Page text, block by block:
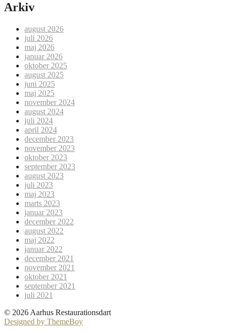
Arkiv
august 2026
juli 2026
maj 2026
januar 2026
oktober 2025
august 2025
juni 2025
maj 2025
november 2024
august 2024
juli 2024
april 2024
december 2023
november 2023
oktober 2023
september 2023
august 2023
juli 2023
maj 2023
marts 2023
januar 2023
december 2022
august 2022
maj 2022
januar 2022
december 2021
november 2021
oktober 2021
september 2021
juli 2021
© 2026 Aarhus Restaurationsdart
Designed by ThemeBoy